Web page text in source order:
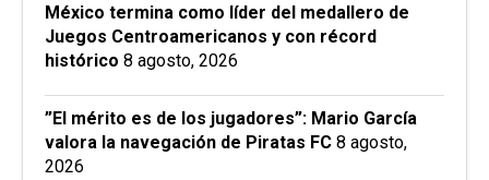
México termina como líder del medallero de
Juegos Centroamericanos y con récord
histórico 8 agosto, 2026
”El mérito es de los jugadores”: Mario García
valora la navegación de Piratas FC 8 agosto,
2026